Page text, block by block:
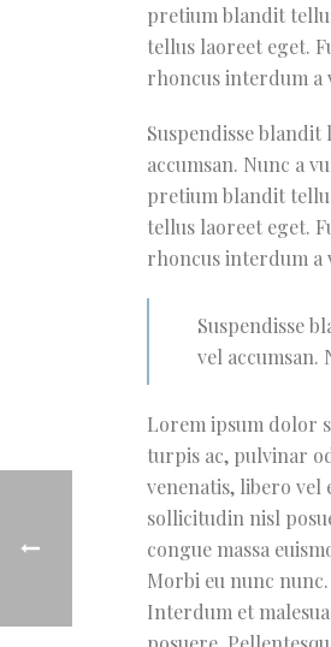
pretium blandit
tellus laoreet eget.
rhoncus interdum a
Suspendisse
accumsan. Nunc a
pretium blandit
tellus laoreet eget.
rhoncus interdum a
Suspendisse
vel accumsan.
Lorem ipsum dolor
turpis ac, pulvinar
venenatis, libero vel
sollicitudin nisl
congue massa
Morbi eu nunc
Interdum et